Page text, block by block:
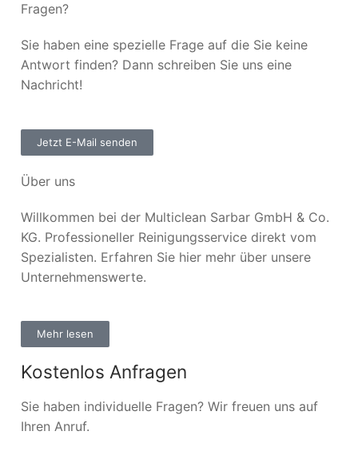
Fragen?
Sie haben eine spezielle Frage auf die Sie keine
Antwort finden? Dann schreiben Sie uns eine
Nachricht!
Jetzt E-Mail senden
Über uns
Willkommen bei der Multiclean Sarbar GmbH & Co.
KG. Professioneller Reinigungsservice direkt vom
Spezialisten. Erfahren Sie hier mehr über unsere
Unternehmenswerte.
Mehr lesen
Kostenlos Anfragen
Sie haben individuelle Fragen? Wir freuen uns auf
Ihren Anruf.